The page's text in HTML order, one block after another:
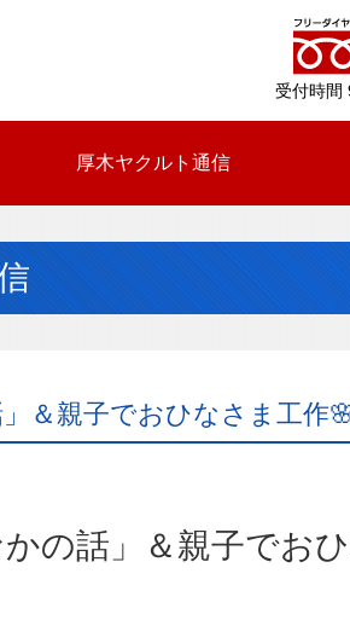
受付時間
厚木ヤクルト通信
＆親子でおひなさま工作
の話」＆親子でお